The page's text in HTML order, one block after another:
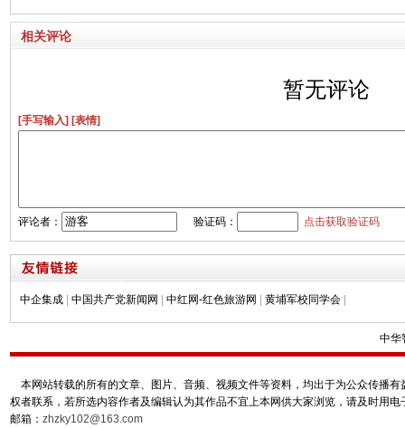
相关评论
暂无评论
[手写输入] [表情]
评论者： 验证码： 点击获取验证码
中企集成 中国共产党新闻网 中红网-红色旅游网 黄埔军校同学会
中华
本网站转载的所有的文章、图片、音频、视频文件等资料，均出于为公众传播
权者联系，若所选内容作者及编辑认为其作品不宜上本网供大家浏览，请及时用
邮箱： zhzky102@163.com